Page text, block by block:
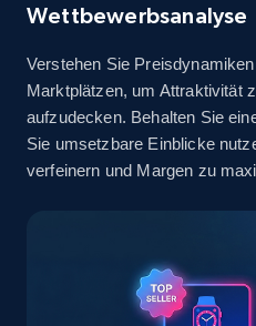
URL, Product id, Title,
Seller reviews,
more.
2.5K+ 359+
URL, Product id, Title,
Seller reviews,
Wettbewerbsanalyse
Verstehen Sie
Marktplätzen, um Attraktivität
aufzudecken. Behalten Sie
Sie umsetzbare Einblicke
verfeinern und Margen zu